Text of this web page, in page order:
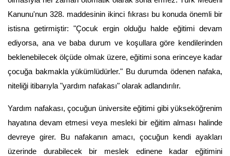
Kanunu'nun 328. maddesinin ikinci fıkrası bu konuda önemli bir
istisna getirmiştir: "Çocuk ergin olduğu halde eğitimi devam
ediyorsa, ana ve baba durum ve koşullara göre kendilerinden
beklenebilecek ölçüde olmak üzere, eğitimi sona erinceye kadar
çocuğa bakmakla yükümlüdürler." Bu durumda ödenen nafaka,
niteliği itibarıyla "yardım nafakası" olarak adlandırılır.
Yardım nafakası, çocuğun üniversite eğitimi gibi yükseköğrenim
hayatına devam etmesi veya mesleki bir eğitim alması halinde
devreye girer. Bu nafakanın amacı, çocuğun kendi ayakları
üzerinde durabilecek bir meslek edinene kadar eğitimini